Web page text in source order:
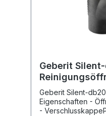
Geberit
Geberit Silent-
Eigenschaften -
-